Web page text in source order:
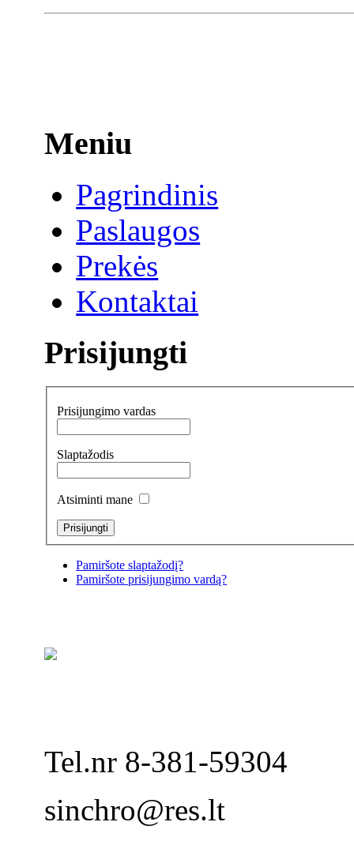
Meniu
Pagrindinis
Paslaugos
Prekės
Kontaktai
Prisijungti
Prisijungimo vardas
Slaptažodis
Atsiminti mane
Pamiršote slaptažodį?
Pamiršote prisijungimo vardą?
Tel.nr 8-381-59304
sinchro@res.lt